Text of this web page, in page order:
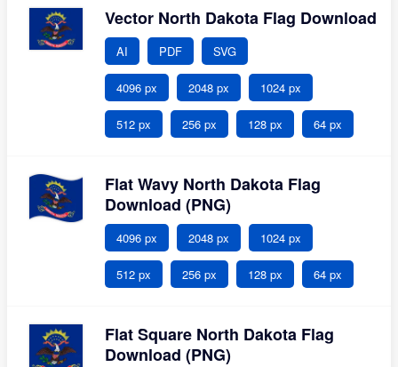
Vector North Dakota Flag Download
AI PDF SVG
4096 px 2048 px 1024 px
512 px 256 px 128 px 64 px
Flat Wavy North Dakota Flag
Download (PNG)
4096 px 2048 px 1024 px
512 px 256 px 128 px 64 px
Flat Square North Dakota Flag
Download (PNG)